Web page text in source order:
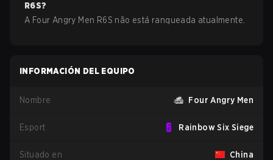
R6S?
A Four Angry Men R6S não está ranqueada atualmente.
INFORMACIÓN DEL EQUIPO
Nombre Four Angry Men
Esport Rainbow Six Siege
Situado en China